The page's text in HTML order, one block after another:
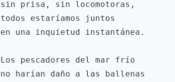
sin prisa, sin locomotoras,
todos estaríamos juntos
en una inquietud instantánea.
Los pescadores del mar frío
no harían daño a las ballenas